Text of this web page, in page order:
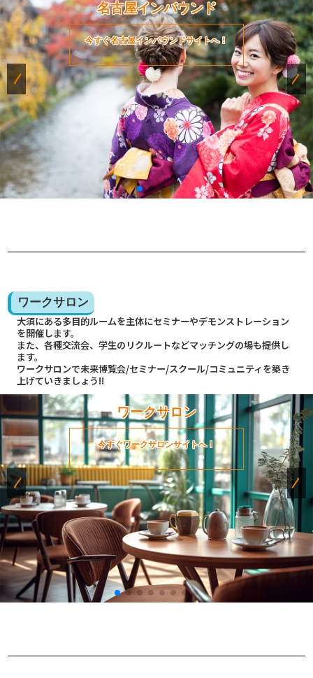
名古屋インバウンド
今すぐ名古屋インバウンドサイトへ！
ワークサロン
大須にある多目的ルームを主体にセミナーやデモンストレーション
を開催します。
また、各種交流会、学生のリクルートなどマッチングの場も提供し
ます。
ワークサロンで未来博覧会/セミナー/スクール/コミュニティを築き
上げていきましょう!!
ワークサロン
今すぐワークサロンサイトへ！